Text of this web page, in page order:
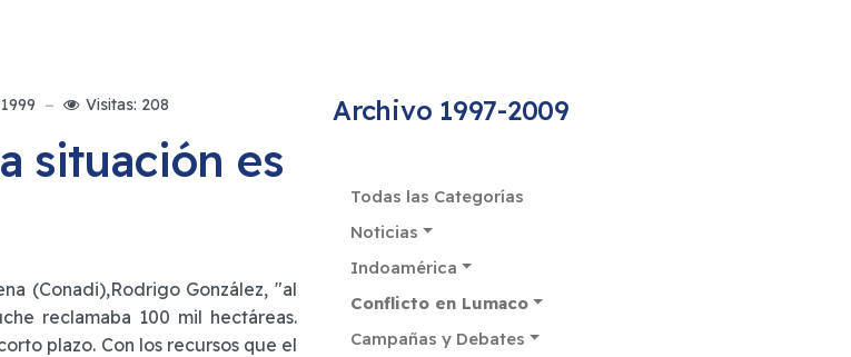
Visitas: 208
situación es
(Conadi),Rodrigo González, "al
reclamaba 100 mil hectáreas.
plazo. Con los recursos que el
Archivo 1997-2009
Todas las Categorías
Noticias
Indoamérica
Conflicto en Lumaco
Campañas y Debates